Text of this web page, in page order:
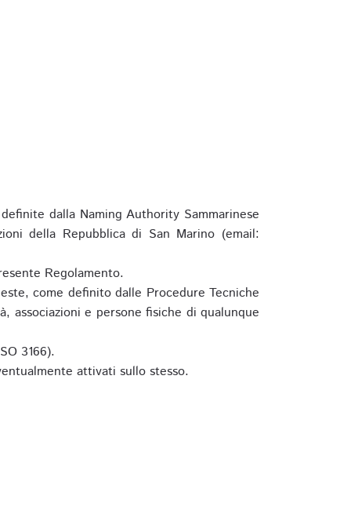
dalla Naming Authority Sammarinese
della Repubblica di San Marino (email:
Regolamento.
come definito dalle Procedure Tecniche
associazioni e persone fisiche di qualunque
3166).
attivati sullo stesso.